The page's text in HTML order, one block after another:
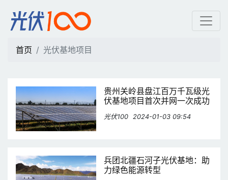
光伏基地项目 | 光伏100
首页 光伏基地项目
贵州关岭县盘江百万千瓦级光
伏基地项目首次并网一次成功
光伏100 2024-01-03 09:54
兵团北疆石河子光伏基地：助
力绿色能源转型